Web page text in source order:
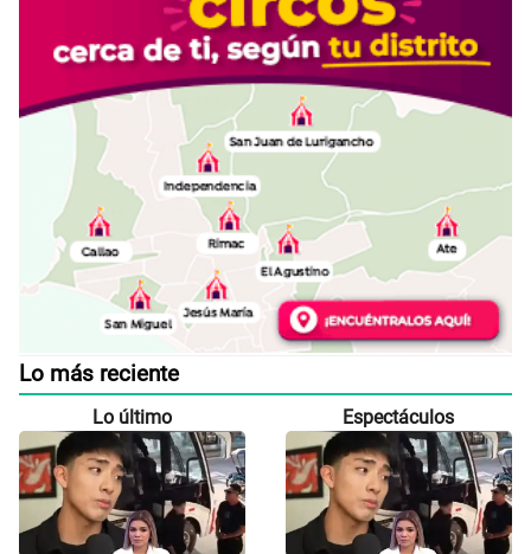
Lo más reciente
Lo último Espectáculos